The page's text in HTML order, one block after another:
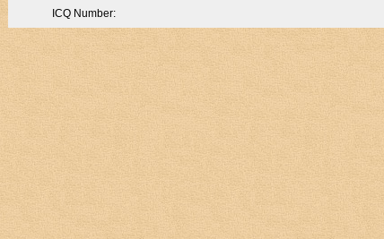
ICQ Number: